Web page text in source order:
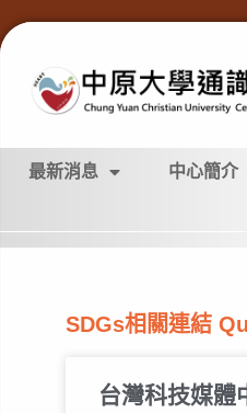
最新消息 中心簡介
SDGs相關連結
台灣科技媒體